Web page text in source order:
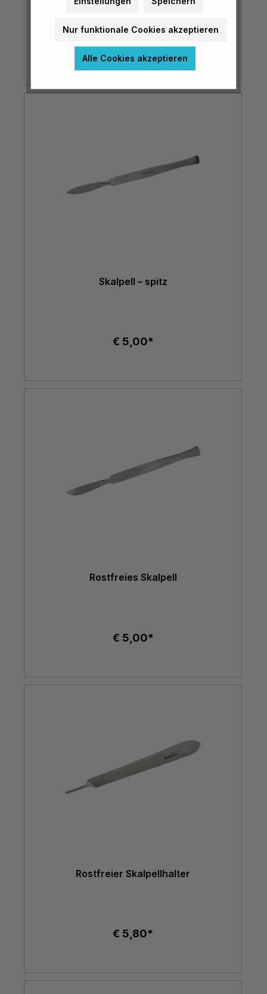
€ 11,90*
Skalpell – spitz
€ 5,00*
Rostfreies Skalpell
€ 5,00*
Rostfreier Skalpellhalter
€ 5,80*
Nur funktionale Cookies akzeptieren
Alle Cookies akzeptieren